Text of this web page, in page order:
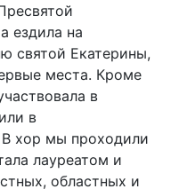
ездила на
святой Екатерины,
места. Кроме
в
в
В хор мы проходили
лауреатом и
областных и